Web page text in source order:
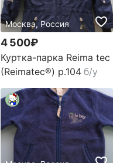
Москва, Россия
4 500₽
Куртка-парка Reima tec
(Reimatec®) р.104 б/у